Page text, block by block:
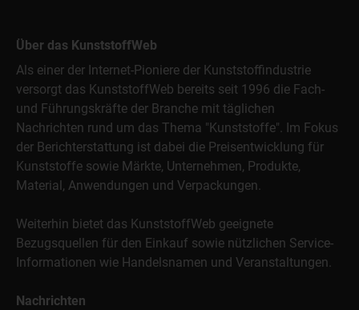
Über das KunststoffWeb
Als einer der Internet-Pioniere der Kunststoffindustrie
versorgt das KunststoffWeb bereits seit 1996 die Fach-
und Führungskräfte der Branche mit täglichen
Nachrichten rund um das Thema "Kunststoffe". Im Fokus
der Berichterstattung ist dabei die Preisentwicklung für
Kunststoffe sowie Märkte, Unternehmen, Produkte,
Material, Anwendungen und Verpackungen.
Weiterhin bietet das KunststoffWeb geeignete
Bezugsquellen für den Einkauf sowie nützlichen Service-
Informationen wie Handelsnamen und Veranstaltungen.
Nachrichten